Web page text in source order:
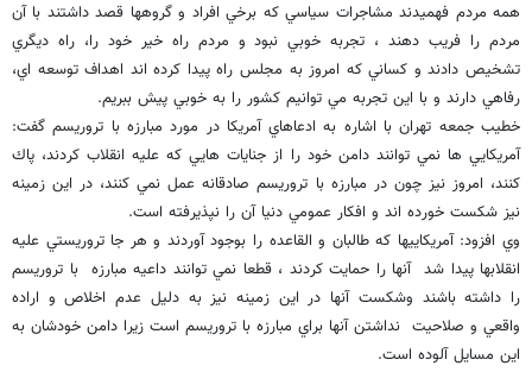
همه مردم فهميدند مشاجرات سياسي كه برخي افراد و گروهها قصد داشتند با آن
مردم را فريب دهند ، تجربه خوبي نبود و مردم راه خير خود را، راه ديگري
تشخيص دادند و كساني كه امروز به مجلس راه پيدا كرده اند اهداف توسعه اي،
رفاهي دارند و با اين تجربه مي توانيم كشور را به خوبي پيش ببريم.
خطيب جمعه تهران با اشاره به ادعاهاي آمريكا در مورد مبارزه با تروريسم گفت:
آمريكايي ها نمي توانند دامن خود را از جنايات هايي كه عليه انقلاب كردند، پاك
كنند، امروز نيز چون در مبارزه با تروريسم صادقانه عمل نمي كنند، در اين زمينه
نيز شكست خورده اند و افكار عمومي دنيا آن را نپذيرفته است.
وي افزود: آمريكاييها كه طالبان و القاعده را بوجود آوردند و هر جا تروريستي عليه
انقلابها پيدا شد آنها را حمايت كردند ، قطعا نمي توانند داعيه مبارزه با تروريسم
را داشته باشند وشكست آنها در اين زمينه نيز به دليل عدم اخلاص و اراده
واقعي و صلاحيت نداشتن آنها براي مبارزه با تروريسم است زيرا دامن خودشان به
اين مسايل آلوده است.